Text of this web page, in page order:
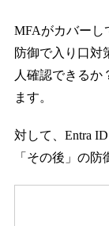
MFAがカバーし
防御で入り口対
人確認できるか
ます。
対して、Entra
「その後」の防